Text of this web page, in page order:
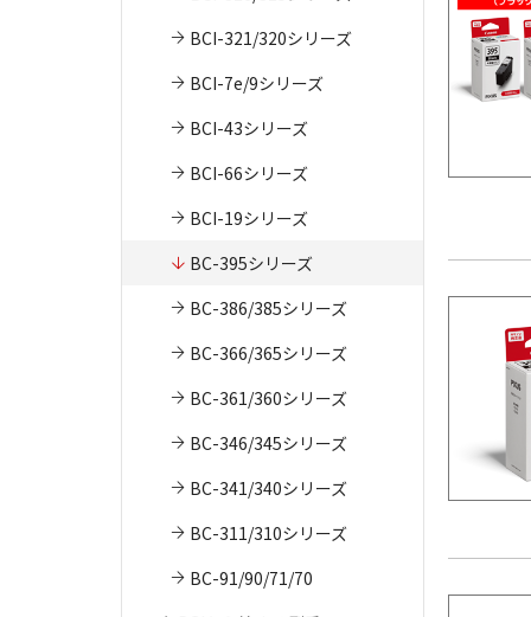
BCI-321/320シリーズ
BCI-7e/9シリーズ
BCI-43シリーズ
BCI-66シリーズ
BCI-19シリーズ
BC-395シリーズ
BC-386/385シリーズ
BC-366/365シリーズ
BC-361/360シリーズ
BC-346/345シリーズ
BC-341/340シリーズ
BC-311/310シリーズ
BC-91/90/71/70